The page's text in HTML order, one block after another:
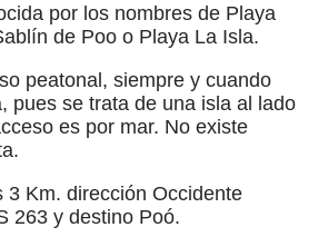
por los nombres de Playa
de Poo o Playa La Isla.
peatonal, siempre y cuando
pues se trata de una isla al lado
es por mar. No existe
3 Km. dirección Occidente
263 y destino Poó.